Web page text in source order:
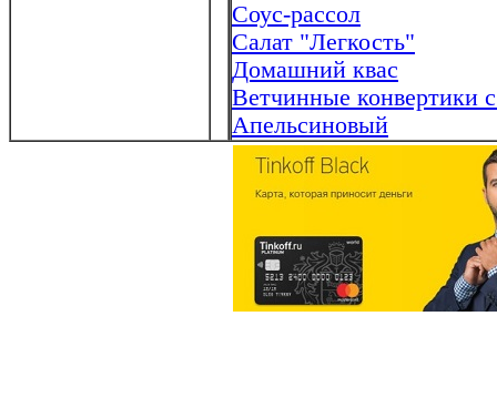
Соус-рассол
Салат "Легкость"
Домашний квас
Ветчинные конвертики
Апельсиновый